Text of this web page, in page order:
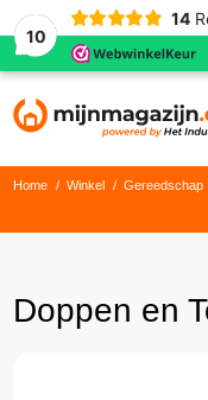
10
14
Home / Winkel / Gereedschap
Doppen en